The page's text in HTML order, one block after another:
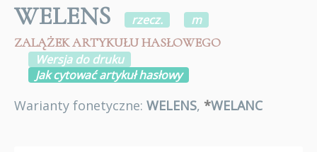
WELENS rzecz.
m
ZALĄŻEK ARTYKUŁU HASŁOWEGO
Wersja do druku
Jak cytować artykuł hasłowy
Warianty fonetyczne: WELENS, *WELANC